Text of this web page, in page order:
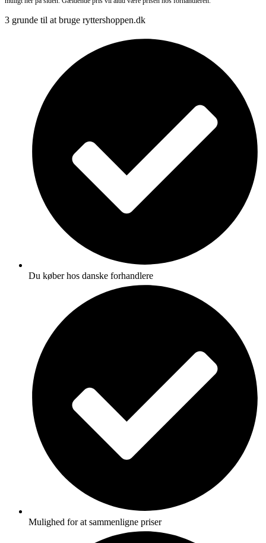
3 grunde til at bruge ryttershoppen.dk
Du køber hos danske forhandlere
Mulighed for at sammenligne priser